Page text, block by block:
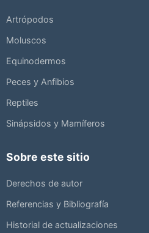
Artrópodos
Moluscos
Equinodermos
Peces y Anfibios
Reptiles
Sinápsidos y Mamíferos
Sobre este sitio
Derechos de autor
Referencias y Bibliografía
Historial de actualizaciones